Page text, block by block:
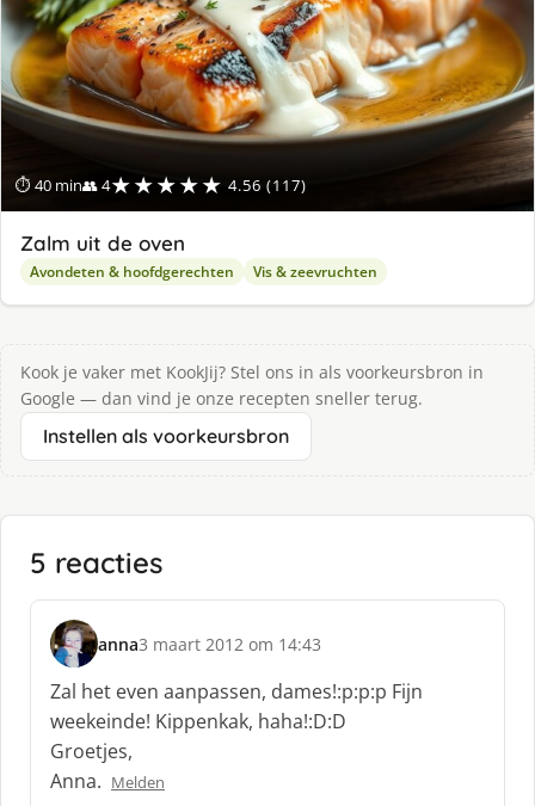
⏱ 40 min👥 4★★★★★ 4.56 (117)
Zalm uit de oven
Avondeten & hoofdgerechten Vis & zeevruchten
Kook je vaker met KookJij? Stel ons in als voorkeursbron in
Google — dan vind je onze recepten sneller terug.
Instellen als voorkeursbron
5 reacties
anna
s
c
h
r
e
e
3 maart 2012 om 14:43
Zal het even aanpassen, dames!:p:p:p Fijn
weekeinde! Kippenkak, haha!:D:D
Groetjes,
Anna. Melden